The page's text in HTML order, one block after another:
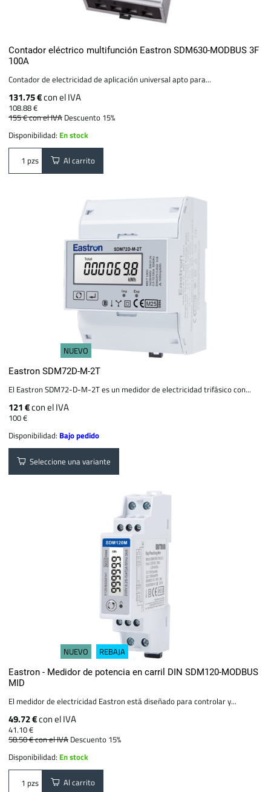
Contador eléctrico multifunción Eastron SDM630-MODBUS 3F
100A
Contador de electricidad de aplicación universal apto para...
131.75 €con el IVA
108.88 €
155 €con el IVA Descuento 15%
Disponibilidad: En stock
pzs Al carrito
NUEVO
Eastron SDM72D-M-2T
El Eastron SDM72-D-M-2T es un medidor de electricidad trifásico con...
121 €con el IVA
100 €
Disponibilidad: Bajo pedido
Seleccione una variante
NUEVO REBAJA
Eastron - Medidor de potencia en carril DIN SDM120-MODBUS
MID
El medidor de electricidad Eastron está diseñado para controlar y...
49.72 €con el IVA
41.10 €
58.50 €con el IVA Descuento 15%
Disponibilidad: En stock
pzs Al carrito